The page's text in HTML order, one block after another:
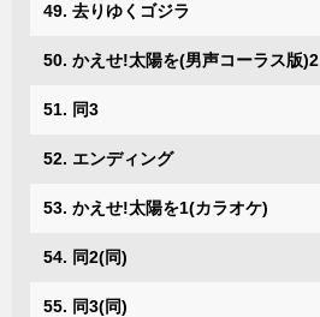
49. 去りゆくゴジラ
50. かえせ!太陽を(男声コーラス版)2
51. 同3
52. エンディング
53. かえせ!太陽を1(カラオケ)
54. 同2(同)
55. 同3(同)